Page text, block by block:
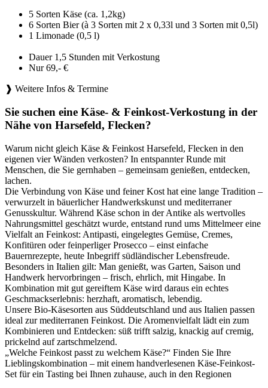
5 Sorten Käse (ca. 1,2kg)
6 Sorten Bier (à 3 Sorten mit 2 x 0,33l und 3 Sorten mit 0,5l)
1 Limonade (0,5 l)
Dauer 1,5 Stunden mit Verkostung
Nur 69,- €
❱ Weitere Infos & Termine
Sie suchen eine Käse- & Feinkost-Verkostung in der
Nähe von Harsefeld, Flecken?
Warum nicht gleich Käse & Feinkost Harsefeld, Flecken in den
eigenen vier Wänden verkosten? In entspannter Runde mit
Menschen, die Sie gernhaben – gemeinsam genießen, entdecken,
lachen.
Die Verbindung von Käse und feiner Kost hat eine lange Tradition –
verwurzelt in bäuerlicher Handwerkskunst und mediterraner
Genusskultur. Während Käse schon in der Antike als wertvolles
Nahrungsmittel geschätzt wurde, entstand rund ums Mittelmeer eine
Vielfalt an Feinkost: Antipasti, eingelegtes Gemüse, Cremes,
Konfitüren oder feinperliger Prosecco – einst einfache
Bauernrezepte, heute Inbegriff südländischer Lebensfreude.
Besonders in Italien gilt: Man genießt, was Garten, Saison und
Handwerk hervorbringen – frisch, ehrlich, mit Hingabe. In
Kombination mit gut gereiftem Käse wird daraus ein echtes
Geschmackserlebnis: herzhaft, aromatisch, lebendig.
Unsere Bio-Käsesorten aus Süddeutschland und aus Italien passen
ideal zur mediterranen Feinkost. Die Aromenvielfalt lädt ein zum
Kombinieren und Entdecken: süß trifft salzig, knackig auf cremig,
prickelnd auf zartschmelzend.
„Welche Feinkost passt zu welchem Käse?“ Finden Sie Ihre
Lieblingskombination – mit einem handverlesenen Käse-Feinkost-
Set für ein Tasting bei Ihnen zuhause, auch in den Regionen